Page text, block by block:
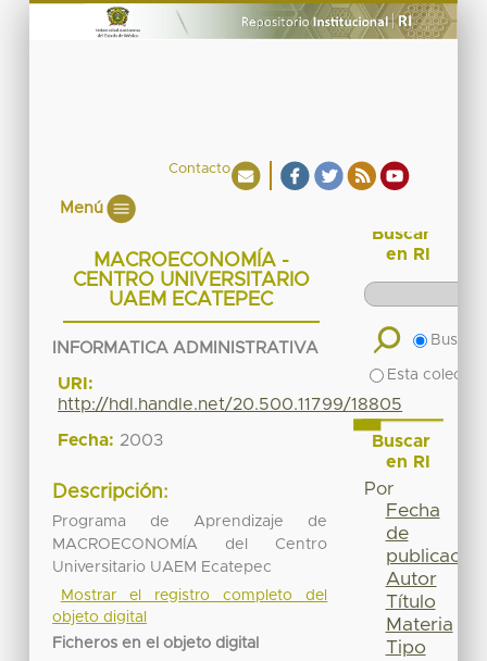
Contacto
Menú
MACROECONOMÍA -
CENTRO UNIVERSITARIO
UAEM ECATEPEC
INFORMATICA ADMINISTRATIVA
URI:
http://hdl.handle.net/20.500.11799/18805
Fecha: 2003
Descripción:
Programa de Aprendizaje de
MACROECONOMÍA del Centro
Universitario UAEM Ecatepec
Mostrar el registro completo del
objeto digital
Ficheros en el objeto digital
Buscar
en RI
Buscar
Esta
Buscar
en RI
Por
Fecha
de
publicación
Autor
Título
Materia
Tipo